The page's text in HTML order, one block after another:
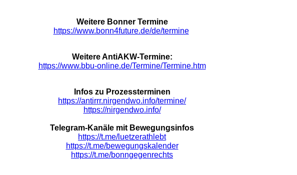
Weitere Bonner Termine
https://www.bonn4future.de/de/termine
Weitere AntiAKW-Termine:
https://www.bbu-online.de/Termine/Termine.htm
Infos zu Prozessterminen
https://antirrr.nirgendwo.info/termine/
https://nirgendwo.info/
Telegram-Kanäle mit Bewegungsinfos
https://t.me/luetzerathlebt
https://t.me/bewegungskalender
https://t.me/bonngegenrechts